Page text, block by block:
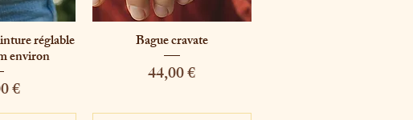
réglable
environ
€
Aperçu rapide
Bague cravate
Prix
44,00 €